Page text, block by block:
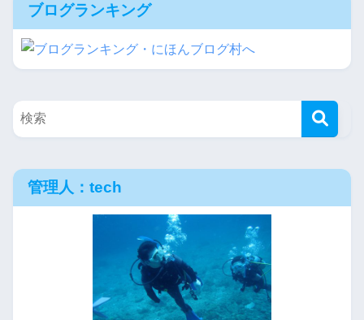
ブログランキング
管理人：tech